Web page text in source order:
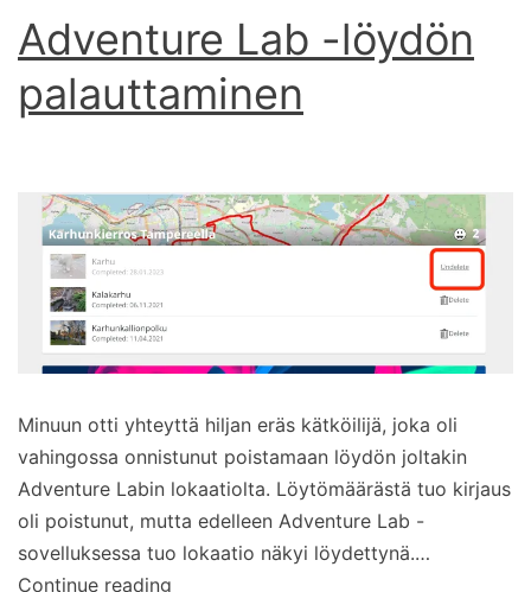
Adventure Lab -löydön
palauttaminen
Minuun otti yhteyttä hiljan eräs kätköilijä, joka oli
vahingossa onnistunut poistamaan löydön joltakin
Adventure Labin lokaatiolta. Löytömäärästä tuo kirjaus
oli poistunut, mutta edelleen Adventure Lab -
sovelluksessa tuo lokaatio näkyi löydettynä.…
Continue reading